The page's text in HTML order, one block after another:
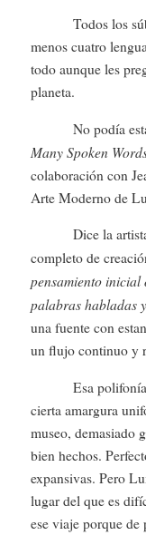
Todos los
menos cuatro
todo aunque les
planeta.
No podía
Many Spoken
colaboración con
Arte Moderno de
Dice la
completo de
pensamiento
palabras habladas
una fuente con
un flujo continuo y
Esa
cierta amargura
museo, demasiado
bien hechos.
expansivas. Pero
lugar del que es
ese viaje porque de